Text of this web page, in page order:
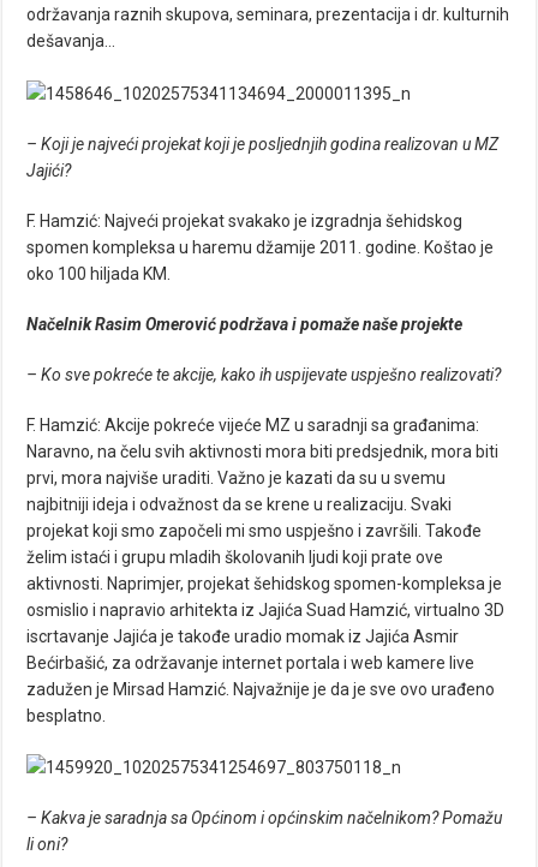
održavanja raznih skupova, seminara, prezentacija i dr. kulturnih
dešavanja…
– Koji je najveći projekat koji je posljednjih godina realizovan u MZ
Jajići?
F. Hamzić: Najveći projekat svakako je izgradnja šehidskog
spomen kompleksa u haremu džamije 2011. godine. Koštao je
oko 100 hiljada KM.
Načelnik Rasim Omerović podržava i pomaže naše projekte
– Ko sve pokreće te akcije, kako ih uspijevate uspješno realizovati?
F. Hamzić: Akcije pokreće vijeće MZ u saradnji sa građanima:
Naravno, na čelu svih aktivnosti mora biti predsjednik, mora biti
prvi, mora najviše uraditi. Važno je kazati da su u svemu
najbitniji ideja i odvažnost da se krene u realizaciju. Svaki
projekat koji smo započeli mi smo uspješno i završili. Takođe
želim istaći i grupu mladih školovanih ljudi koji prate ove
aktivnosti. Naprimjer, projekat šehidskog spomen-kompleksa je
osmislio i napravio arhitekta iz Jajića Suad Hamzić, virtualno 3D
iscrtavanje Jajića je takođe uradio momak iz Jajića Asmir
Bećirbašić, za održavanje internet portala i web kamere live
zadužen je Mirsad Hamzić. Najvažnije je da je sve ovo urađeno
besplatno.
– Kakva je saradnja sa Općinom i općinskim načelnikom? Pomažu
li oni?